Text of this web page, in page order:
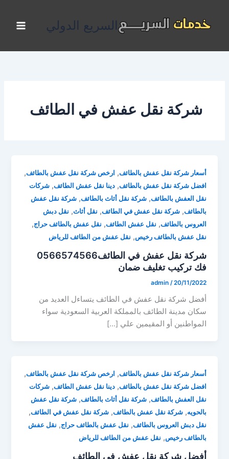
المحتوى
السريع الدولي
شركة نقل عفش في الطائف
أسعار شركة نقل عفش بالطائف, ارخص شركة نقل عفش بالطائف,
افضل شركة نقل عفش بالطائف,دينا نقل عفش الطائف,شركات
نقل العفش بالطائف,شركة نقل أثاث بالطائف,شركة نقل عفش
بالطائف,شركة نقل عفش في الطائف, نقل أثاث, نقل دبش
العروس بالطائف, نقل عفش الطائف, نقل عفش بالطائف حراج,
نقل عفش بالطائف رخيص, نقل عفش من الطائف للرياض
شركة نقل عفش في الطائف0566574566
فك تركيب تغليف ضمان
admin /20/11/2022
أفضل شركة نقل عفش في الطائف يتساءل العديد من
سكان مدينة الطائف بالمملكة العربية السعودية سواء
المواطنين أو المقيمين علي […]
أسعار شركة نقل عفش بالطائف, ارخص شركة نقل عفش بالطائف,
افضل شركة نقل عفش بالطائف,دينا نقل عفش الطائف,شركات
نقل العفش بالطائف,شركة نقل أثاث بالطائف,شركة نقل عفش
بالحويه,شركة نقل عفش بالطائف,شركة نقل عفش في الطائف,
نقل دبش العروس بالطائف, نقل عفش بالطائف حراج, نقل عفش
بالطائف رخيص, نقل عفش من الطائف للرياض
أفضل شركة نقل عفش في الطائف